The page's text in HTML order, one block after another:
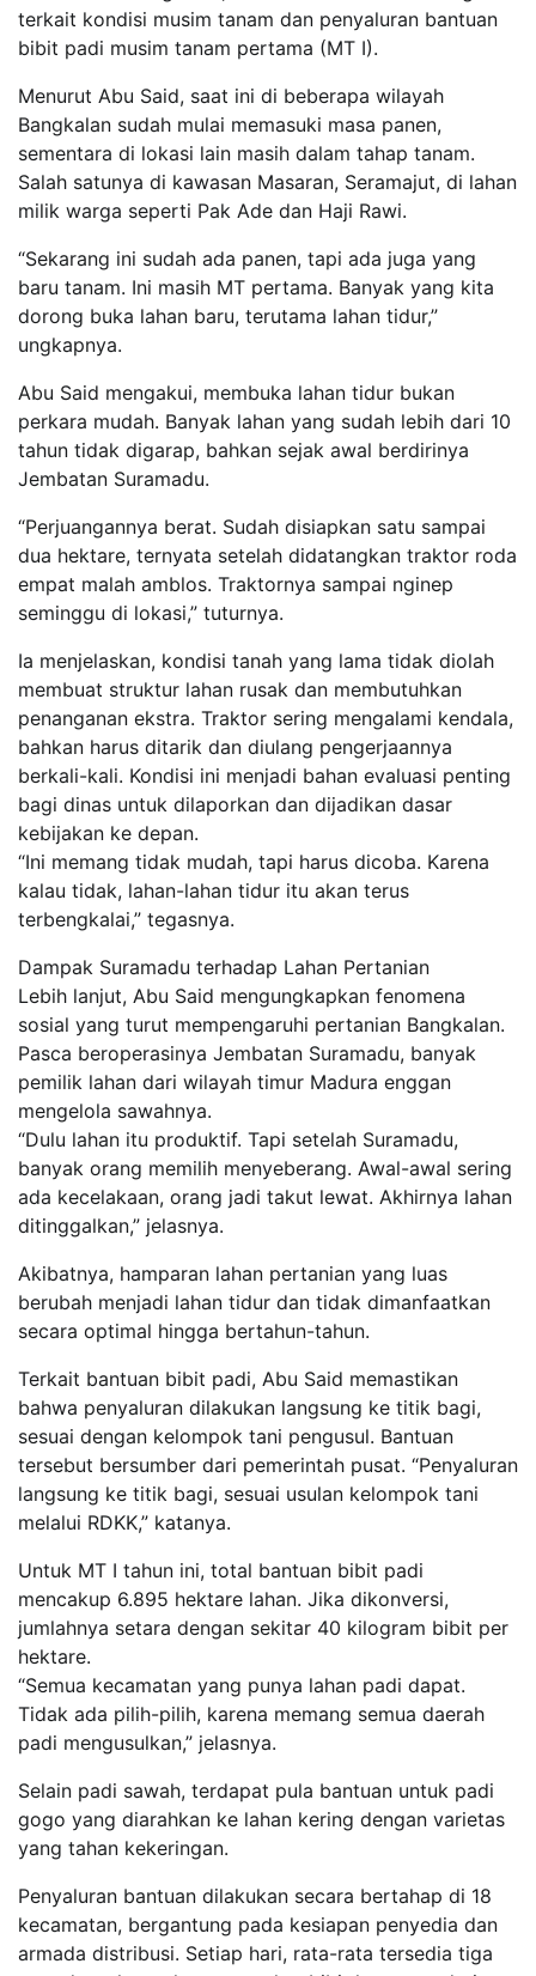
terkait kondisi musim tanam dan penyaluran bantuan
bibit padi musim tanam pertama (MT I).
Menurut Abu Said, saat ini di beberapa wilayah
Bangkalan sudah mulai memasuki masa panen,
sementara di lokasi lain masih dalam tahap tanam.
Salah satunya di kawasan Masaran, Seramajut, di lahan
milik warga seperti Pak Ade dan Haji Rawi.
“Sekarang ini sudah ada panen, tapi ada juga yang
baru tanam. Ini masih MT pertama. Banyak yang kita
dorong buka lahan baru, terutama lahan tidur,”
ungkapnya.
Abu Said mengakui, membuka lahan tidur bukan
perkara mudah. Banyak lahan yang sudah lebih dari 10
tahun tidak digarap, bahkan sejak awal berdirinya
Jembatan Suramadu.
“Perjuangannya berat. Sudah disiapkan satu sampai
dua hektare, ternyata setelah didatangkan traktor roda
empat malah amblos. Traktornya sampai nginep
seminggu di lokasi,” tuturnya.
Ia menjelaskan, kondisi tanah yang lama tidak diolah
membuat struktur lahan rusak dan membutuhkan
penanganan ekstra. Traktor sering mengalami kendala,
bahkan harus ditarik dan diulang pengerjaannya
berkali-kali. Kondisi ini menjadi bahan evaluasi penting
bagi dinas untuk dilaporkan dan dijadikan dasar
kebijakan ke depan.
“Ini memang tidak mudah, tapi harus dicoba. Karena
kalau tidak, lahan-lahan tidur itu akan terus
terbengkalai,” tegasnya.
Dampak Suramadu terhadap Lahan Pertanian
Lebih lanjut, Abu Said mengungkapkan fenomena
sosial yang turut mempengaruhi pertanian Bangkalan.
Pasca beroperasinya Jembatan Suramadu, banyak
pemilik lahan dari wilayah timur Madura enggan
mengelola sawahnya.
“Dulu lahan itu produktif. Tapi setelah Suramadu,
banyak orang memilih menyeberang. Awal-awal sering
ada kecelakaan, orang jadi takut lewat. Akhirnya lahan
ditinggalkan,” jelasnya.
Akibatnya, hamparan lahan pertanian yang luas
berubah menjadi lahan tidur dan tidak dimanfaatkan
secara optimal hingga bertahun-tahun.
Terkait bantuan bibit padi, Abu Said memastikan
bahwa penyaluran dilakukan langsung ke titik bagi,
sesuai dengan kelompok tani pengusul. Bantuan
tersebut bersumber dari pemerintah pusat. “Penyaluran
langsung ke titik bagi, sesuai usulan kelompok tani
melalui RDKK,” katanya.
Untuk MT I tahun ini, total bantuan bibit padi
mencakup 6.895 hektare lahan. Jika dikonversi,
jumlahnya setara dengan sekitar 40 kilogram bibit per
hektare.
“Semua kecamatan yang punya lahan padi dapat.
Tidak ada pilih-pilih, karena memang semua daerah
padi mengusulkan,” jelasnya.
Selain padi sawah, terdapat pula bantuan untuk padi
gogo yang diarahkan ke lahan kering dengan varietas
yang tahan kekeringan.
Penyaluran bantuan dilakukan secara bertahap di 18
kecamatan, bergantung pada kesiapan penyedia dan
armada distribusi. Setiap hari, rata-rata tersedia tiga